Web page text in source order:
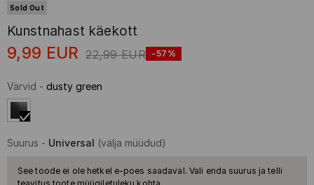
Sold Out
Kunstnahast käekott
9,99 EUR 22,99 EUR -57%
Värvid - dusty green
Suurus - Universal (välja müüdud)
See toode ei ole hetkel e-poes saadaval. Vali enda suurus ja telli